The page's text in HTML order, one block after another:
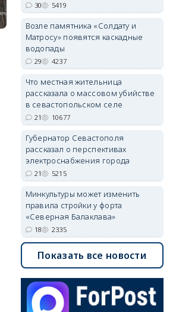
Балаклава
В Севастополе утвердили
проект застройки центра
Балаклавы
Там появится туристический
квартал с отелями и
парковками.
05/08/2026 08:01
30 5419
Возле памятника «Солдату и
Матросу» появятся каскадные
водопады
29 4237
Что местная жительница
рассказала о массовом убийстве
в севастопольском селе
21 10677
Губернатор Севастополя
рассказал о перспективах
электроснабжения города
21 5215
Минкультуры может изменить
правила стройки у форта
«Северная Балаклава»
18 2335
Показать все новости